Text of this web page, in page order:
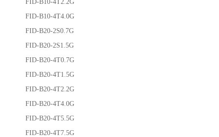
FID-B10-4T4.0G
FID-B20-2S0.7G
FID-B20-2S1.5G
FID-B20-4T0.7G
FID-B20-4T1.5G
FID-B20-4T2.2G
FID-B20-4T4.0G
FID-B20-4T5.5G
FID-B20-4T7.5G